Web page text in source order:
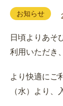
お知らせ
日頃よりあそ
利用いただき
より快適にご
（水）より、